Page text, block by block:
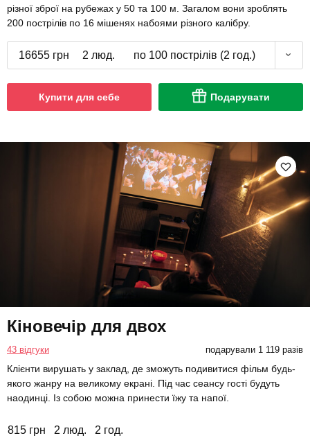
різної зброї на рубежах у 50 та 100 м. Загалом вони зроблять
200 пострілів по 16 мішенях набоями різного калібру.
16655 грн 2 люд. по 100 пострілів (2 год.)
Купити для себе Подарувати
Кіновечір для двох
43 відгуки подарували 1 119 разів
Клієнти вирушать у заклад, де зможуть подивитися фільм будь-
якого жанру на великому екрані. Під час сеансу гості будуть
наодинці. Із собою можна принести їжу та напої.
815 грн 2 люд. 2 год.